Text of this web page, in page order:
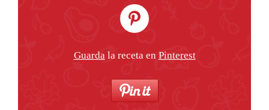
Guardala receta en Pinterest